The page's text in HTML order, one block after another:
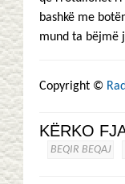
bashkë me
mund ta bëjmë
Copyright ©
KËRKO
BEQIR BEQAJ